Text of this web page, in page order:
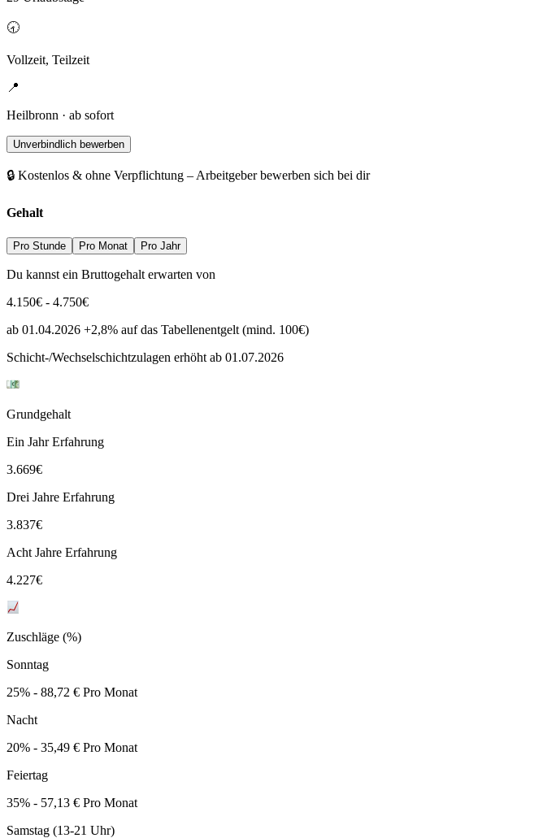
🕣
Vollzeit, Teilzeit
📍
Heilbronn · ab sofort
Unverbindlich bewerben
🔒 Kostenlos & ohne Verpflichtung – Arbeitgeber bewerben sich bei dir
Gehalt
Pro Stunde Pro Monat Pro Jahr
Du kannst ein Bruttogehalt erwarten von
4.150€ - 4.750€
ab 01.04.2026 +2,8% auf das Tabellenentgelt (mind. 100€)
Schicht-/Wechselschichtzulagen erhöht ab 01.07.2026
Grundgehalt
Ein Jahr Erfahrung
3.669€
Drei Jahre Erfahrung
3.837€
Acht Jahre Erfahrung
4.227€
Zuschläge (%)
Sonntag
25% - 88,72 € Pro Monat
Nacht
20% - 35,49 € Pro Monat
Feiertag
35% - 57,13 € Pro Monat
Samstag (13-21 Uhr)